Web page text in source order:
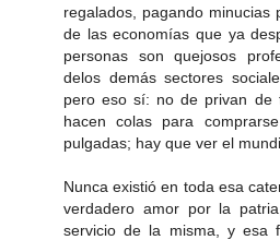
regalados, pagando minucias
de las economías que ya
personas son quejosos
delos demás sectores
pero eso sí: no de privan de
hacen colas para
pulgadas; hay que ver el
Nunca existió en toda esa
verdadero amor por la
servicio de la misma, y esa